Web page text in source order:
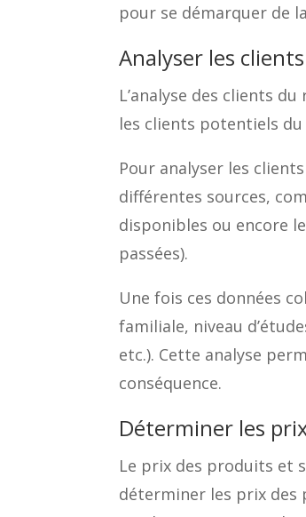
pour se démarquer de
Analyser les
L’analyse des clients
les clients potentiels
Pour analyser les
différentes sources,
disponibles ou encore
passées).
Une fois ces données
familiale, niveau
etc.). Cette analyse
conséquence.
Déterminer les
Le prix des produits et
déterminer les prix des